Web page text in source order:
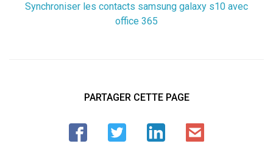
Synchroniser les contacts samsung galaxy s10 avec
office 365
PARTAGER CETTE PAGE